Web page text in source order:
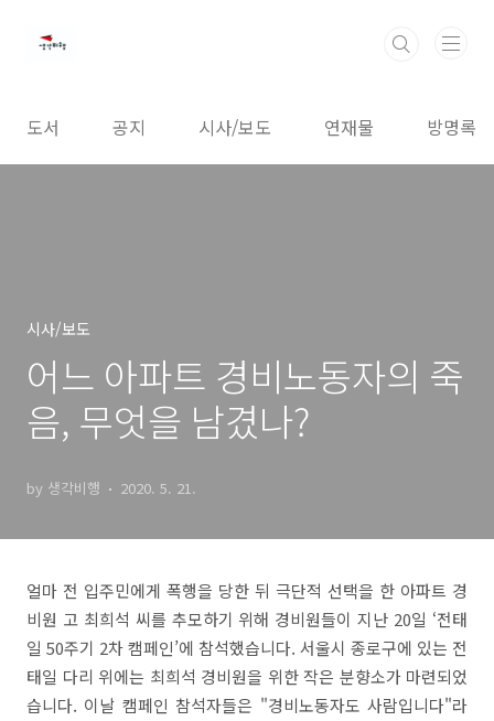
도서 공지 시사/보도 연재물 방명록
시사/보도
어느 아파트 경비노동자의 죽
음, 무엇을 남겼나?
by 생각비행 2020. 5. 21.
얼마 전 입주민에게 폭행을 당한 뒤 극단적 선택을 한 아파트 경
비원 고 최희석 씨를 추모하기 위해 경비원들이 지난 20일 ‘전태
일 50주기 2차 캠페인’에 참석했습니다. 서울시 종로구에 있는 전
태일 다리 위에는 최희석 경비원을 위한 작은 분향소가 마련되었
습니다. 이날 캠페인 참석자들은 "경비노동자도 사람입니다"라